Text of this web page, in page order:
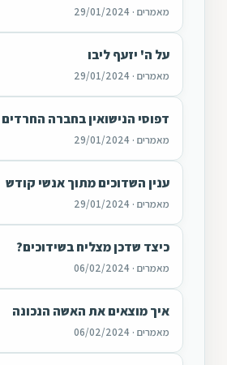
מאמרים · 29/01/2024
על ה' יזעף ליבו
מאמרים · 29/01/2024
דפוסי הנישואין בחברה החרדים
מאמרים · 29/01/2024
ענין השדוכים מתוך אנשי קודש
מאמרים · 29/01/2024
כיצד שדכן מצליח בשידוכים?
מאמרים · 06/02/2024
איך מוצאים את האשה הנכונה
מאמרים · 06/02/2024